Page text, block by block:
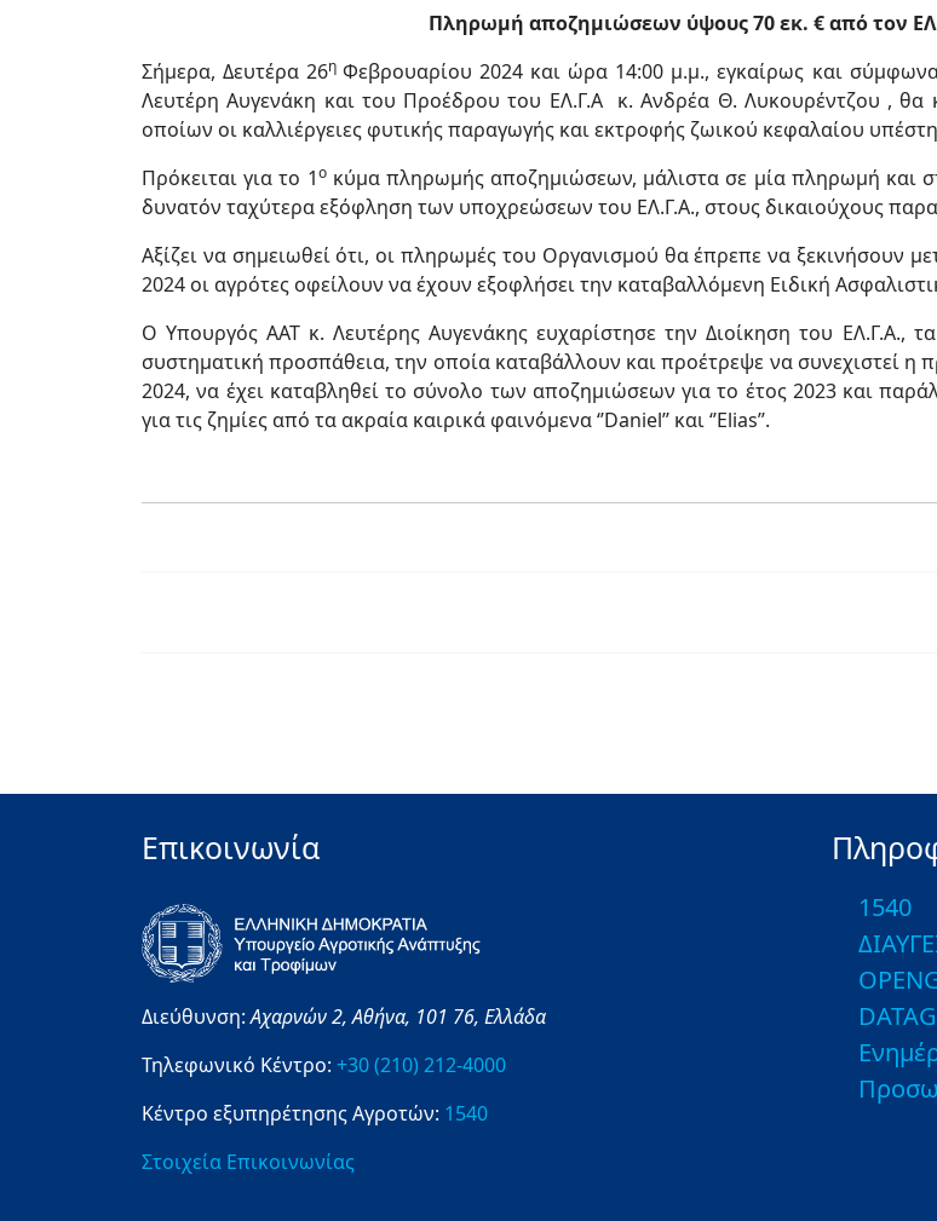
Πληρωμή αποζημιώσεων ύψους 70 εκ. € από τον
Σήμερα, Δευτέρα 26ηΦεβρουαρίου 2024 και ώρα 14:00 μ.μ., εγκαίρως και
Λευτέρη Αυγενάκη και του Προέδρου του ΕΛ.Γ.Α κ. Ανδρέα Θ. Λυκουρέντζου , θα
οποίων οι καλλιέργειες φυτικής παραγωγής και εκτροφής ζωικού κεφαλαίου
Πρόκειται για το 1οκύμα πληρωμής αποζημιώσεων, μάλιστα σε μία πληρωμή και
δυνατόν ταχύτερα εξόφληση των υποχρεώσεων του ΕΛ.Γ.Α., στους δικαιούχους
Αξίζει να σημειωθεί ότι, οι πληρωμές του Οργανισμού θα έπρεπε να ξεκινήσουν
2024 οι αγρότες οφείλουν να έχουν εξοφλήσει την καταβαλλόμενη Ειδική
Ο Υπουργός ΑΑΤ κ. Λευτέρης Αυγενάκης ευχαρίστησε την Διοίκηση του ΕΛ.Γ.Α.,
συστηματική προσπάθεια, την οποία καταβάλλουν και προέτρεψε να συνεχιστεί
2024, να έχει καταβληθεί το σύνολο των αποζημιώσεων για το έτος 2023 και
για τις ζημίες από τα ακραία καιρικά φαινόμενα ‘’Daniel’’ και ‘’Elias’’.
Επικοινωνία
Διεύθυνση:Αχαρνών 2,Αθήνα, 101 76, Ελλάδα
Τηλεφωνικό Κέντρο: +30 (210) 212-4000
Κέντρο εξυπηρέτησης Αγροτών: 1540
Στοιχεία Επικοινωνίας
1540